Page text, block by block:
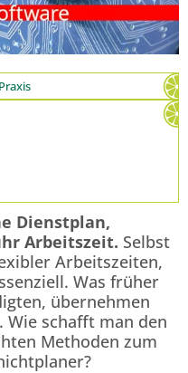
Dienstplan,
Arbeitszeit. Selbst
Arbeitszeiten,
Was früher
übernehmen
Wie schafft man den
Methoden zum